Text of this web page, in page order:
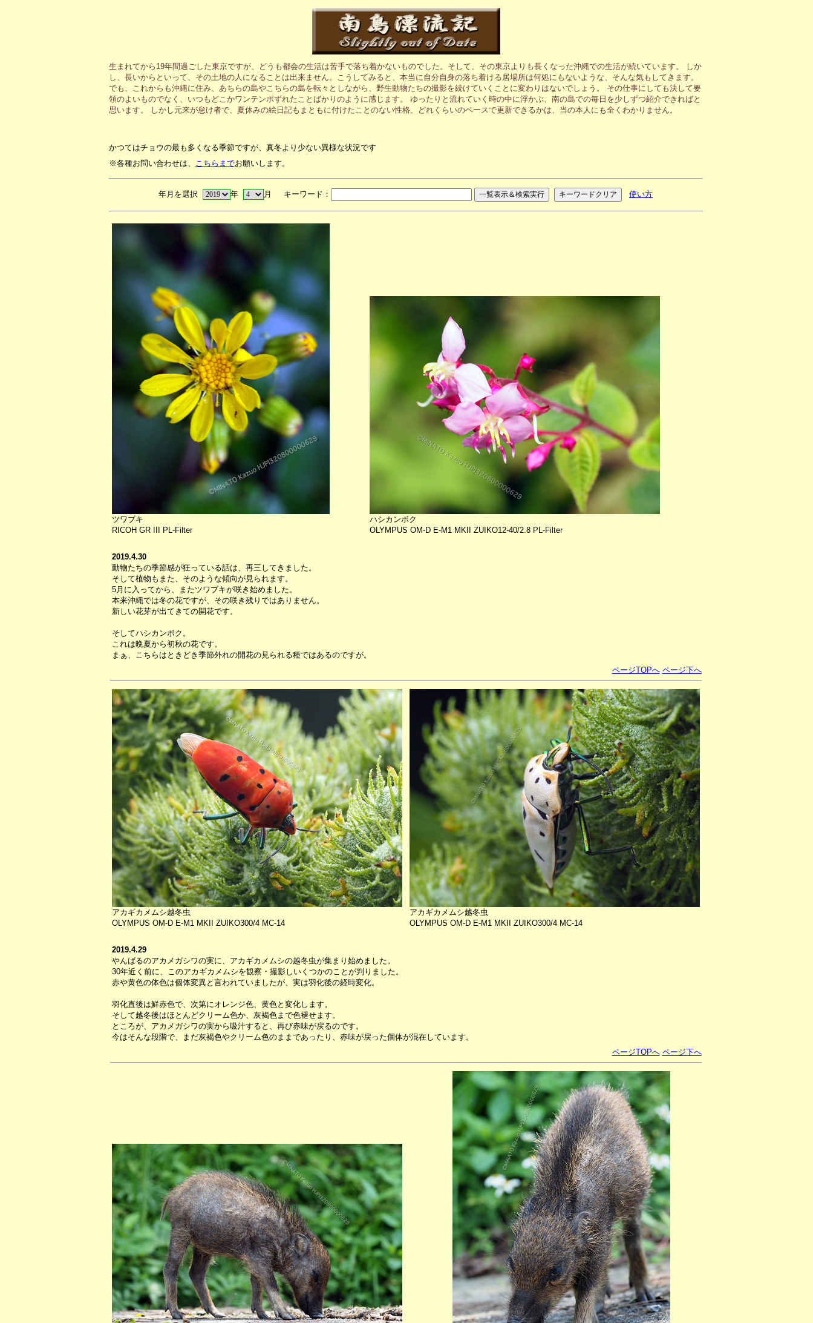
生まれてから19年間過ごした東京ですが、どうも都会の生活は苦手で落ち着かないものでした。そして、その東京よりも長くなった沖縄での生活が続いています。 しか
し、長いからといって、その土地の人になることは出来ません。こうしてみると、本当に自分自身の落ち着ける居場所は何処にもないような、そんな気もしてきます。
でも、これからも沖縄に住み、あちらの島やこちらの島を転々としながら、野生動物たちの撮影を続けていくことに変わりはないでしょう。 その仕事にしても決して要
領のよいものでなく、いつもどこかワンテンポずれたことばかりのように感じます。 ゆったりと流れていく時の中に浮かぶ、南の島での毎日を少しずつ紹介できればと
思います。 しかし元来が怠け者で、夏休みの絵日記もまともに付けたことのない性格、どれくらいのペースで更新できるかは、当の本人にも全くわかりません。
かつてはチョウの最も多くなる季節ですが、真冬より少ない異様な状況です
※各種お問い合わせは、 こちらまでお願いします。
年月を選択 年 月 キーワード： 使い方
ツワブキ
RICOH GR III PL-Filter
ハシカンボク
OLYMPUS OM-D E-M1 MKII ZUIKO12-40/2.8 PL-Filter
2019.4.30
動物たちの季節感が狂っている話は、再三してきました。
そして植物もまた、そのような傾向が見られます。
5月に入ってから、またツワブキが咲き始めました。
本来沖縄では冬の花ですが、その咲き残りではありません。
新しい花芽が出てきての開花です。
そしてハシカンボク。
これは晩夏から初秋の花です。
まぁ、こちらはときどき季節外れの開花の見られる種ではあるのですが。
ページTOPへ ページ下へ
アカギカメムシ越冬虫
OLYMPUS OM-D E-M1 MKII ZUIKO300/4 MC-14
アカギカメムシ越冬虫
OLYMPUS OM-D E-M1 MKII ZUIKO300/4 MC-14
2019.4.29
やんばるのアカメガシワの実に、アカギカメムシの越冬虫が集まり始めました。
30年近く前に、このアカギカメムシを観察・撮影しいくつかのことが判りました。
赤や黄色の体色は個体変異と言われていましたが、実は羽化後の経時変化。
羽化直後は鮮赤色で、次第にオレンジ色、黄色と変化します。
そして越冬後はほとんどクリーム色か、灰褐色まで色褪せます。
ところが、アカメガシワの実から吸汁すると、再び赤味が戻るのです。
今はそんな段階で、まだ灰褐色やクリーム色のままであったり、赤味が戻った個体が混在しています。
ページTOPへ ページ下へ